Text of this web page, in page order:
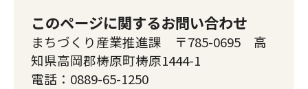
このページに関するお問い合わせ
まちづくり産業推進課 〒785-0695 高
知県高岡郡梼原町梼原1444-1
電話：0889-65-1250